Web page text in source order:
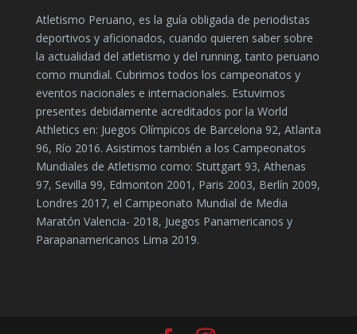
Atletismo Peruano, es la guía obligada de periodistas
deportivos y aficionados, cuando quieren saber sobre
la actualidad del atletismo y del running, tanto peruano
como mundial. Cubrimos todos los campeonatos y
eventos nacionales e internacionales. Estuvimos
presentes debidamente acreditados por la World
Athletics en: Juegos Olímpicos de Barcelona 92, Atlanta
96, Río 2016. Asistimos también a los Campeonatos
Mundiales de Atletismo como: Stuttgart 93, Athenas
97, Sevilla 99, Edmonton 2001, Paris 2003, Berlín 2009,
Londres 2017, el Campeonato Mundial de Media
Maratón Valencia- 2018, Juegos Panamericanos y
Parapanamericanos Lima 2019.